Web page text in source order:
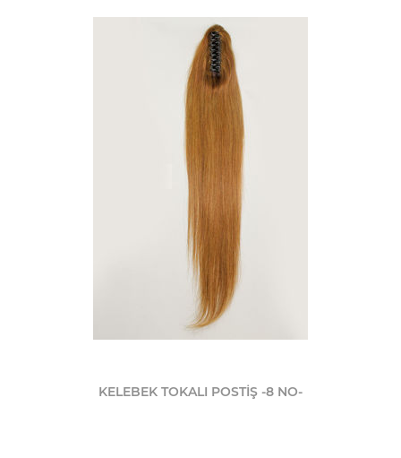
KELEBEK TOKALI POSTİŞ -8 NO-